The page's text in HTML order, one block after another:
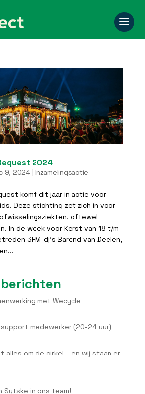
2024
9, 2024| Inzamelingsactie
komt dit jaar in actie voor
Deze stichting zet zich in voor
oftewel
In de week voor Kerst van 18 t/m
3FM-dj’s Barend van Deelen,
met Wecycle
medewerker (20-24 uur)
alles om de cirkel – en wij staan er
Sytske in ons team!